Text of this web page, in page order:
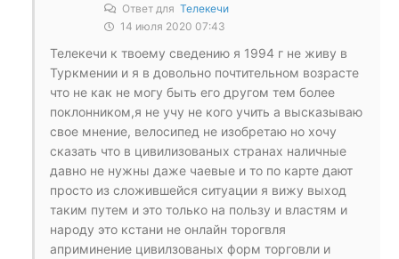
Ответ для Телекечи
14 июля 2020 07:43
Телекечи к твоему сведению я 1994 г не живу в
Туркмении и я в довольно почтительном возрасте
что не как не могу быть его другом тем более
поклонником,я не учу не кого учить а высказываю
свое мнение, велосипед не изобретаю но хочу
сказать что в цивилизованых странах наличные
давно не нужны даже чаевые и то по карте дают
просто из сложившейся ситуации я вижу выход
таким путем и это только на пользу и властям и
народу это кстани не онлайн торогвля
априминение цивилзованых форм торговли и